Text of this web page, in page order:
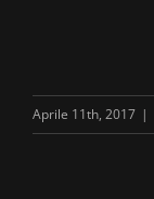
Aprile 11th, 2017 |